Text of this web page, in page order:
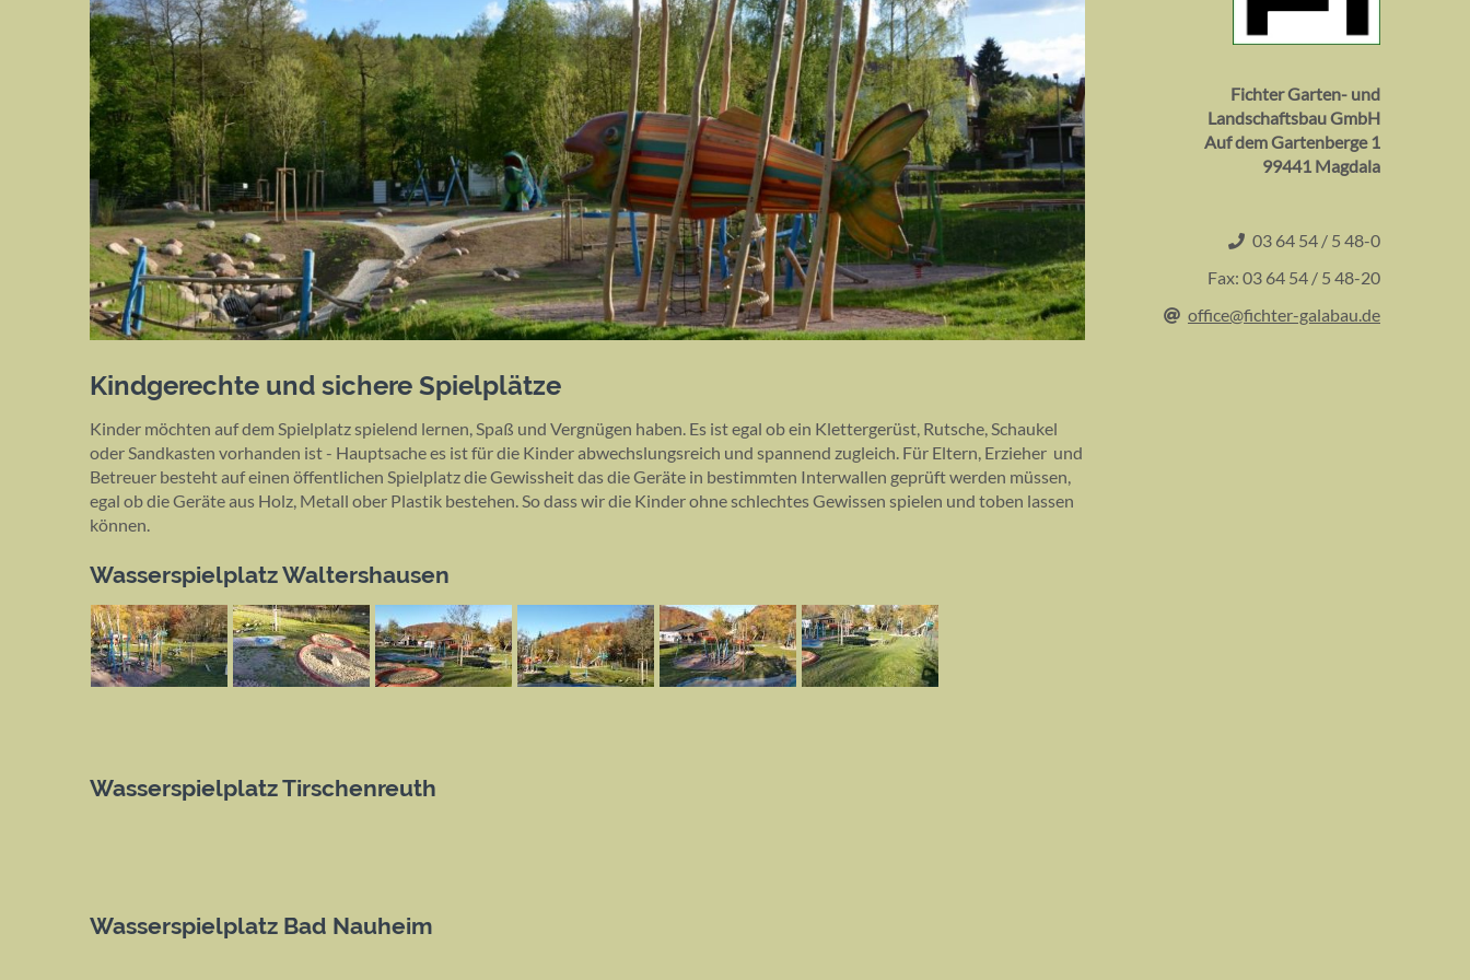
Kindgerechte und sichere Spielplätze
Kinder möchten auf dem Spielplatz spielend lernen, Spaß und Vergnügen haben. Es ist egal ob ein Klettergerüst, Rutsche, Schaukel
oder Sandkasten vorhanden ist - Hauptsache es ist für die Kinder abwechslungsreich und spannend zugleich. Für Eltern, Erzieher und
Betreuer besteht auf einen öffentlichen Spielplatz die Gewissheit das die Geräte in bestimmten Interwallen geprüft werden müssen,
egal ob die Geräte aus Holz, Metall ober Plastik bestehen. So dass wir die Kinder ohne schlechtes Gewissen spielen und toben lassen
können.
Wasserspielplatz Waltershausen
Wasserspielplatz Tirschenreuth
Wasserspielplatz Bad Nauheim
Fichter Garten- und
Landschaftsbau GmbH
Auf dem Gartenberge 1
99441 Magdala
03 64 54 / 5 48-0
Fax: 03 64 54 / 5 48-20
office@fichter-galabau.de